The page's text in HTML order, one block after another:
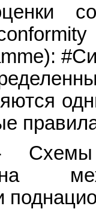
Схемы